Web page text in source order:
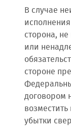
В случае
сторона,
или
стороне
договором
убытки